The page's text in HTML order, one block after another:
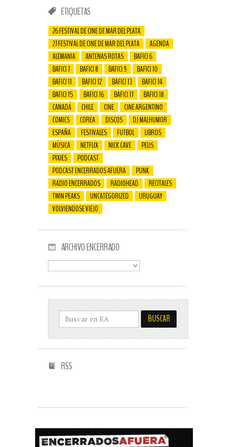
ETIQUETAS
26 FESTIVAL DE CINE DE MAR DEL PLATA
27 FESTIVAL DE CINE DE MAR DEL PLATA
AGENDA
ALEMANIA
ANTENAS ROTAS
BAFICI 6
BAFICI 7
BAFICI 8 BAFICI 9
BAFICI 10
BAFICI 11
BAFICI 12 BAFICI 13
BAFICI 14
BAFICI 15
BAFICI 16 BAFICI 17
BAFICI 18
CANADÁ
CHILE CINE
CINE ARGENTINO
COMICS
COREA DISCOS
DJ MALHUMOR
ESPAÑA
FESTIVALES FUTBOL
LIBROS
MÚSICA
NETFLIX NICK CAVE
PELIS
PIXIES
PODCAST
PODCAST ENCERRADOS AFUERA
PUNK
RADIO ENCERRADOS
RADIOHEAD
RECITALES
TWIN PEAKS
UNCATEGORIZED
URUGUAY
VOLVIENDOSE VIEJO
ARCHIVO ENCERRADO
RSS